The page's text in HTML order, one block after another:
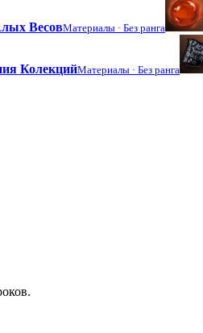
ВесовМатериалы · Без ранга
КолекцийМатериалы · Без ранга